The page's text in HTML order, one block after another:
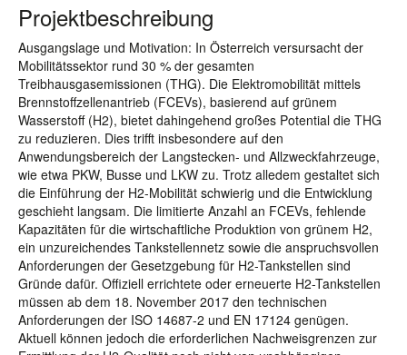
Projektbeschreibung
Ausgangslage und Motivation: In Österreich versursacht der
Mobilitätssektor rund 30 % der gesamten
Treibhausgasemissionen (THG). Die Elektromobilität mittels
Brennstoffzellenantrieb (FCEVs), basierend auf grünem
Wasserstoff (H2), bietet dahingehend großes Potential die THG
zu reduzieren. Dies trifft insbesondere auf den
Anwendungsbereich der Langstecken- und Allzweckfahrzeuge,
wie etwa PKW, Busse und LKW zu. Trotz alledem gestaltet sich
die Einführung der H2-Mobilität schwierig und die Entwicklung
geschieht langsam. Die limitierte Anzahl an FCEVs, fehlende
Kapazitäten für die wirtschaftliche Produktion von grünem H2,
ein unzureichendes Tankstellennetz sowie die anspruchsvollen
Anforderungen der Gesetzgebung für H2-Tankstellen sind
Gründe dafür. Offiziell errichtete oder erneuerte H2-Tankstellen
müssen ab dem 18. November 2017 den technischen
Anforderungen der ISO 14687-2 und EN 17124 genügen.
Aktuell können jedoch die erforderlichen Nachweisgrenzen zur